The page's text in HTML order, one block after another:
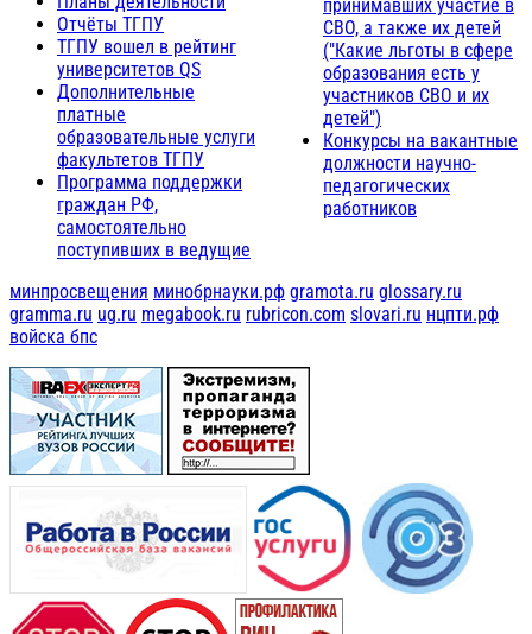
Отчёты ТГПУ
ТГПУ вошел в рейтинг
университетов QS
Дополнительные
платные
образовательные услуги
факультетов ТГПУ
Программа поддержки
граждан РФ,
самостоятельно
поступивших в ведущие
принимавших участие в
СВО, а также их детей
("Какие льготы в сфере
образования есть у
участников СВО и их
детей")
Конкурсы на вакантные
должности научно-
педагогических
работников
минпросвещения минобрнауки.рф gramota.ru glossary.ru
gramma.ru ug.ru megabook.ru rubricon.com slovari.ru нцпти.рф
войска бпс